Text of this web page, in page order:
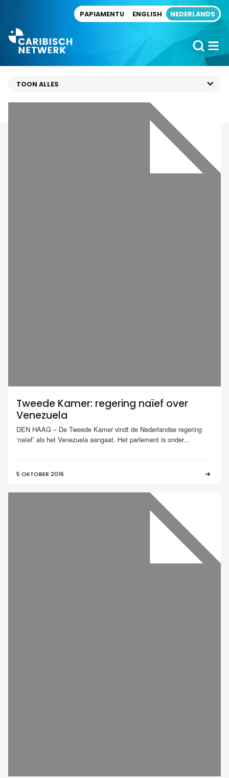
PAPIAMENTU ENGLISH NEDERLANDS
Tweede Kamer: regering naïef over
Venezuela
DEN HAAG – De Tweede Kamer vindt de Nederlandse regering
‘naïef’ als het Venezuela aangaat. Het parlement is onder...
5 OKTOBER 2016